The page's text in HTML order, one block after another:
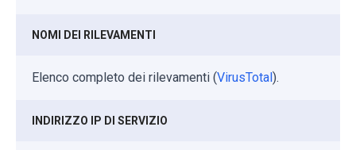
NOMI DEI RILEVAMENTI
Elenco completo dei rilevamenti (VirusTotal).
INDIRIZZO IP DI SERVIZIO